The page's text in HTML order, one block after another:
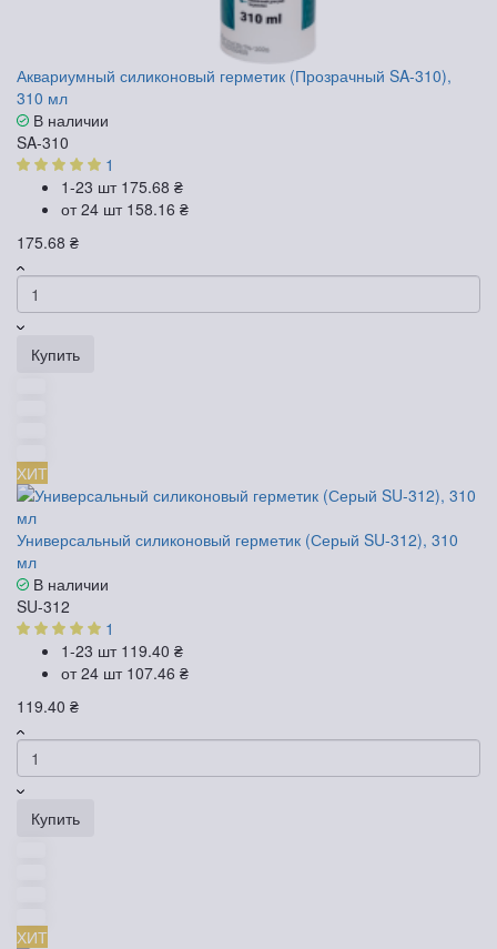
Аквариумный силиконовый герметик (Прозрачный SA-310),
310 мл
В наличии
SA-310
1
1-23 шт 175.68 ₴
от 24 шт 158.16 ₴
175.68 ₴
Купить
ХИТ
Универсальный силиконовый герметик (Серый SU-312), 310
мл
В наличии
SU-312
1
1-23 шт 119.40 ₴
от 24 шт 107.46 ₴
119.40 ₴
Купить
ХИТ